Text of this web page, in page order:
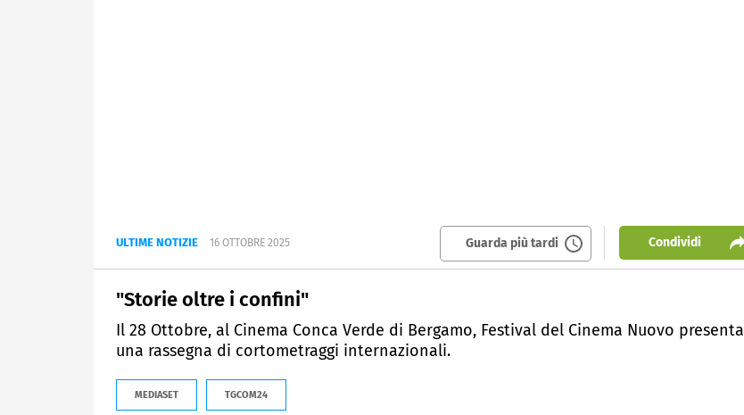
ULTIME NOTIZIE 16 OTTOBRE 2025 Guarda più tardi Condividi
"Storie oltre i confini"
Il 28 Ottobre, al Cinema Conca Verde di Bergamo, Festival del Cinema Nuovo presenta
una rassegna di cortometraggi internazionali.
MEDIASET TGCOM24